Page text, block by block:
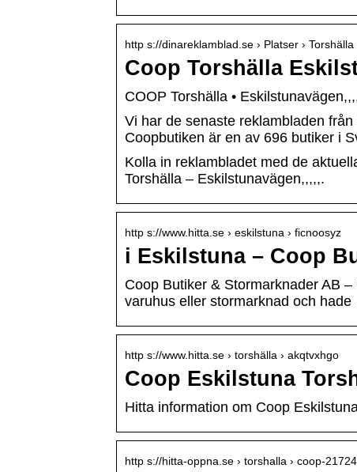
http s://dinareklamblad.se › Platser › Torshälla
Coop Torshälla
COOP Torshälla •
Vi har de senaste reklambladen
Coopbutiken är en av 696 butiker i
Kolla in reklambladet med de
Torshälla – Eskilstunavägen,,,,,.
http s://www.hitta.se › eskilstuna › ficnoosyz
i Eskilstuna – Coop
Coop Butiker & Stormarknader AB
varuhus eller stormarknad och
http s://www.hitta.se › torshälla › akqtvxhgo
Coop Eskilstuna
Hitta information om Coop
http s://hitta-oppna.se › torshalla › coop-